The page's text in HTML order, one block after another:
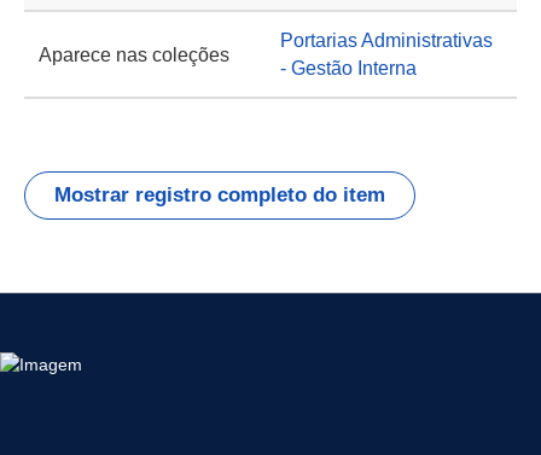
Aparece nas coleções
Portarias Administrativas
- Gestão Interna
Mostrar registro completo do item